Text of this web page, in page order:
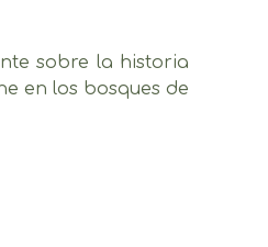
sobre la historia
en los bosques de